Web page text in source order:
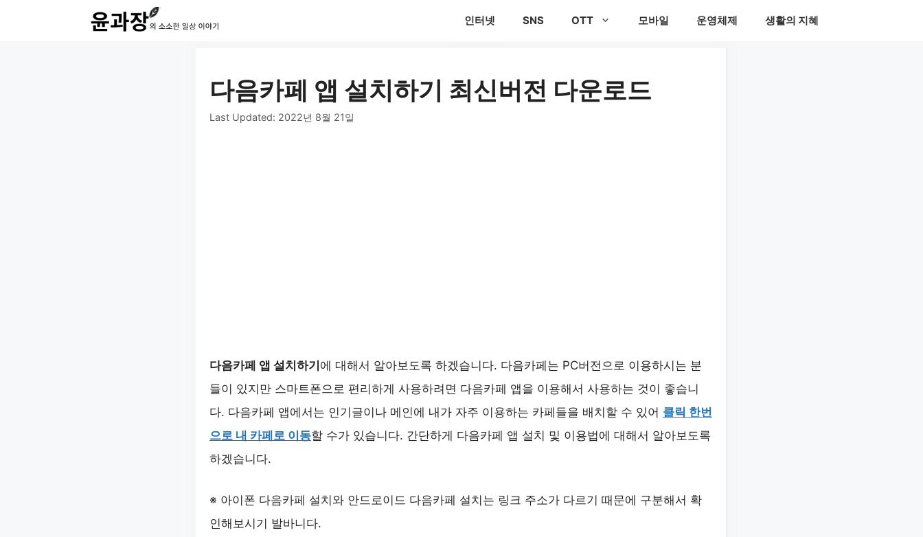
인터넷 SNS OTT 모바일 운영체제 생활의 지혜
다음카페 앱 설치하기 최신버전 다운로드
Last Updated: 2022년 8월 21일
다음카페 앱 설치하기 에 대해서 알아보도록 하겠습니다. 다음카페는 PC버전으로 이용하시는 분
들이 있지만 스마트폰으로 편리하게 사용하려면 다음카페 앱을 이용해서 사용하는 것이 좋습니
다. 다음카페 앱에서는 인기글이나 메인에 내가 자주 이용하는 카페들을 배치할 수 있어 클릭 한번
으로 내 카페로 이동할 수가 있습니다. 간단하게 다음카페 앱 설치 및 이용법에 대해서 알아보도록
하겠습니다.
※ 아이폰 다음카페 설치와 안드로이드 다음카페 설치는 링크 주소가 다르기 때문에 구분해서 확
인해보시기 발바니다.